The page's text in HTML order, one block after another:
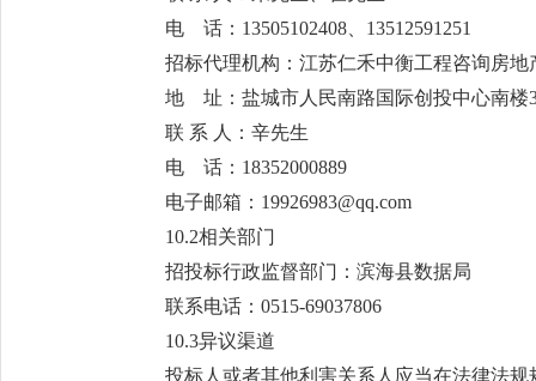
电 话：13505102408、13512591251
招标代理机构：江苏仁禾中衡工程咨询房地
地 址：盐城市人民南路国际创投中心南楼
联 系 人：辛先生
电 话：18352000889
电子邮箱：19926983@qq.com
10.2相关部门
招投标行政监督部门：滨海县数据局
联系电话：0515-69037806
10.3异议渠道
投标人或者其他利害关系人应当在法律法